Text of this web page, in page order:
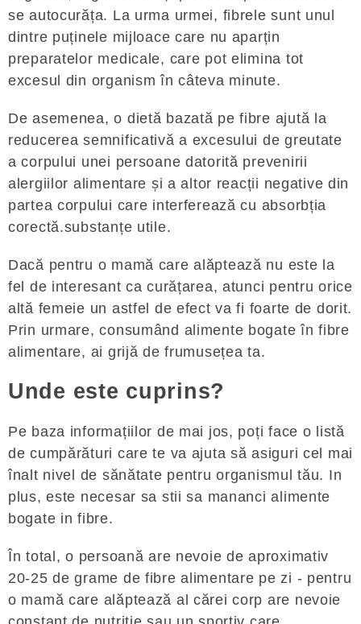
se autocurăța. La urma urmei, fibrele sunt unul
dintre puținele mijloace care nu aparțin
preparatelor medicale, care pot elimina tot
excesul din organism în câteva minute.
De asemenea, o dietă bazată pe fibre ajută la
reducerea semnificativă a excesului de greutate
a corpului unei persoane datorită prevenirii
alergiilor alimentare și a altor reacții negative din
partea corpului care interferează cu absorbția
corectă.substanțe utile.
Dacă pentru o mamă care alăptează nu este la
fel de interesant ca curățarea, atunci pentru orice
altă femeie un astfel de efect va fi foarte de dorit.
Prin urmare, consumând alimente bogate în fibre
alimentare, ai grijă de frumusețea ta.
Unde este cuprins?
Pe baza informațiilor de mai jos, poți face o listă
de cumpărături care te va ajuta să asiguri cel mai
înalt nivel de sănătate pentru organismul tău. In
plus, este necesar sa stii sa mananci alimente
bogate in fibre.
În total, o persoană are nevoie de aproximativ
20-25 de grame de fibre alimentare pe zi - pentru
o mamă care alăptează al cărei corp are nevoie